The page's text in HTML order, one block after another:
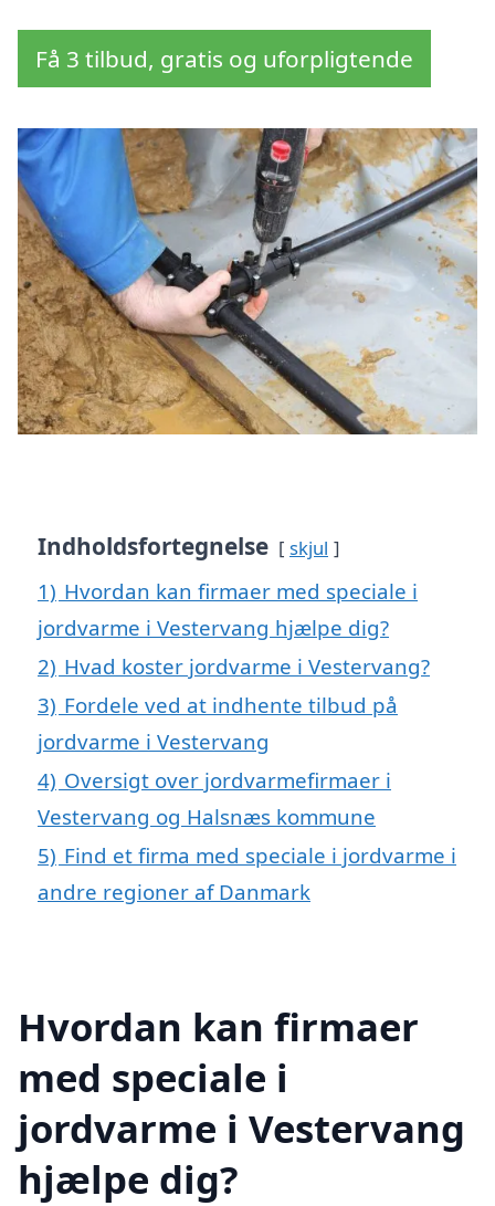
Få 3 tilbud, gratis og uforpligtende
Indholdsfortegnelse skjul
1) Hvordan kan firmaer med speciale i
jordvarme i Vestervang hjælpe dig?
2) Hvad koster jordvarme i Vestervang?
3) Fordele ved at indhente tilbud på
jordvarme i Vestervang
4) Oversigt over jordvarmefirmaer i
Vestervang og Halsnæs kommune
5) Find et firma med speciale i jordvarme i
andre regioner af Danmark
Hvordan kan firmaer
med speciale i
jordvarme i Vestervang
hjælpe dig?